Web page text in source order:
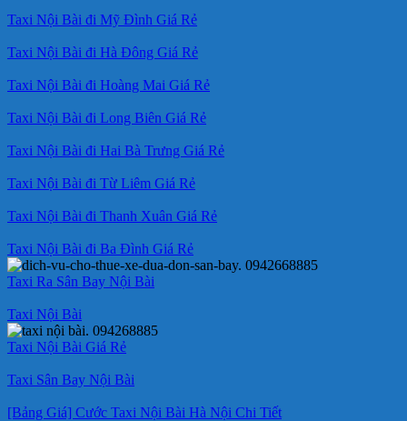
Taxi Nội Bài đi Mỹ Đình Giá Rẻ
Taxi Nội Bài đi Hà Đông Giá Rẻ
Taxi Nội Bài đi Hoàng Mai Giá Rẻ
Taxi Nội Bài đi Long Biên Giá Rẻ
Taxi Nội Bài đi Hai Bà Trưng Giá Rẻ
Taxi Nội Bài đi Từ Liêm Giá Rẻ
Taxi Nội Bài đi Thanh Xuân Giá Rẻ
Taxi Nội Bài đi Ba Đình Giá Rẻ
Taxi Ra Sân Bay Nội Bài
Taxi Nội Bài
Taxi Nội Bài Giá Rẻ
Taxi Sân Bay Nội Bài
[Bảng Giá] Cước Taxi Nội Bài Hà Nội Chi Tiết